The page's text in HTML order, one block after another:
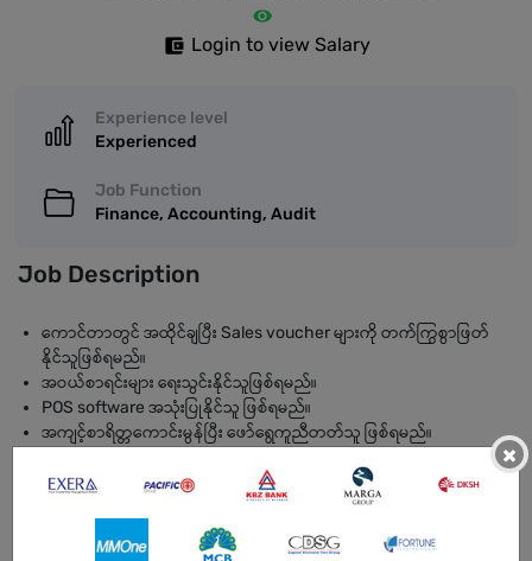
Login to view Salary
Experience level
Experienced
Job Function
Finance, Accounting, Audit
Job Description
ကောင်တာတွင် အထိုင်ချပြီး Sales voucher များကို တက်ကြွစွာဖြတ်
နိုင်သူဖြစ်ရမည်။
အဝယ်စာရင်းများ ရေးသွင်းနိုင်သူဖြစ်ရမည်။
POS software အသုံးပြုနိုင်သူ ဖြစ်ရမည်။
အကျင့်စာရိတ္တကောင်းမွန်ပြီး ဖော်ရွေကူညီတတ်သူ ဖြစ်ရမည်။
ပြုလုပ်ပေးခြင်း။
Job Requirements
×